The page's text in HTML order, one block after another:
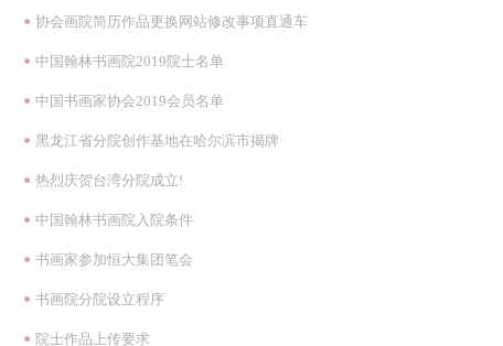
协会画院简历作品更换网站修改事项直通车
中国翰林书画院2019院士名单
中国书画家协会2019会员名单
黑龙江省分院创作基地在哈尔滨市揭牌
热烈庆贺台湾分院成立!
中国翰林书画院入院条件
书画家参加恒大集团笔会
书画院分院设立程序
院士作品上传要求